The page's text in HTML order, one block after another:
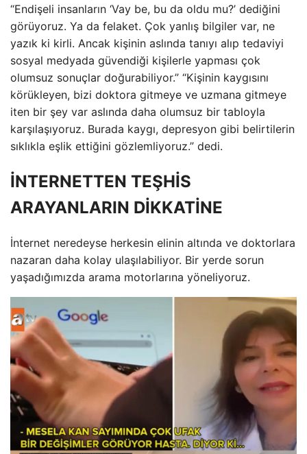
“Endişeli insanların ‘Vay be, bu da oldu mu?’ dediğini
görüyoruz. Ya da felaket. Çok yanlış bilgiler var, ne
yazık ki kirli. Ancak kişinin aslında tanıyı alıp tedaviyi
sosyal medyada güvendiği kişilerle yapması çok
olumsuz sonuçlar doğurabiliyor.” “Kişinin kaygısını
körükleyen, bizi doktora gitmeye ve uzmana gitmeye
iten bir şey var aslında daha olumsuz bir tabloyla
karşılaşıyoruz. Burada kaygı, depresyon gibi belirtilerin
sıklıkla eşlik ettiğini gözlemliyoruz.” dedi.
İNTERNETTEN TEŞHİS
ARAYANLARIN DİKKATİNE
İnternet neredeyse herkesin elinin altında ve doktorlara
nazaran daha kolay ulaşılabiliyor. Bir yerde sorun
yaşadığımızda arama motorlarına yöneliyoruz.